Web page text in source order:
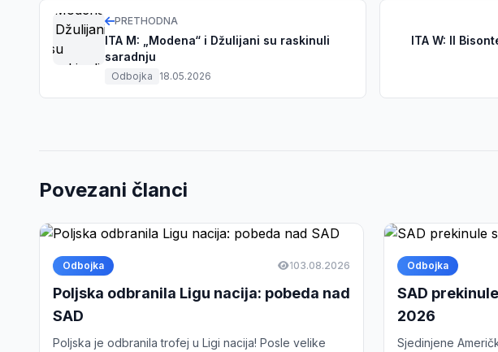
PRETHODNA
ITA M: „Modena“ i Džulijani su raskinuli
saradnju
Odbojka 18.05.2026
ITA W: Il
Povezani članci
Odbojka 103.08.2026
Poljska odbranila Ligu nacija: pobeda nad
SAD
Poljska je odbranila trofej u Ligi nacija! Posle velike
Odbojka
SAD
2026
Sjedinjene